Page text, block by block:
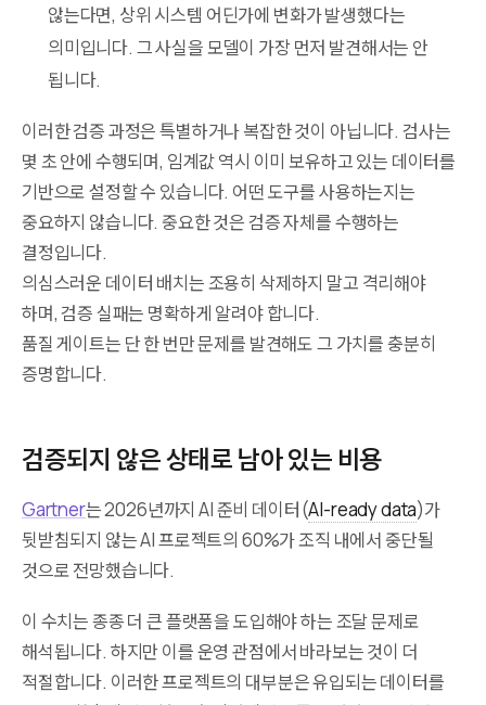
않는다면, 상위 시스템 어딘가에 변화가 발생했다는
의미입니다. 그 사실을 모델이 가장 먼저 발견해서는 안
됩니다.
이러한 검증 과정은 특별하거나 복잡한 것이 아닙니다. 검사는
몇 초 안에 수행되며, 임계값 역시 이미 보유하고 있는 데이터를
기반으로 설정할 수 있습니다. 어떤 도구를 사용하는지는
중요하지 않습니다. 중요한 것은 검증 자체를 수행하는
결정입니다.
의심스러운 데이터 배치는 조용히 삭제하지 말고 격리해야
하며, 검증 실패는 명확하게 알려야 합니다.
품질 게이트는 단 한 번만 문제를 발견해도 그 가치를 충분히
증명합니다.
검증되지 않은 상태로 남아 있는 비용
Gartner는 2026년까지 AI 준비 데이터(AI-ready data)가
뒷받침되지 않는 AI 프로젝트의 60%가 조직 내에서 중단될
것으로 전망했습니다.
이 수치는 종종 더 큰 플랫폼을 도입해야 하는 조달 문제로
해석됩니다. 하지만 이를 운영 관점에서 바라보는 것이 더
적절합니다. 이러한 프로젝트의 대부분은 유입되는 데이터를